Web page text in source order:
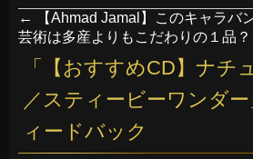
←
【Ahmad Jamal】このキャラバ
芸術は多産よりもこだわりの１品？
「
【おすすめCD】ナ
／スティービーワンダー
ィードバック